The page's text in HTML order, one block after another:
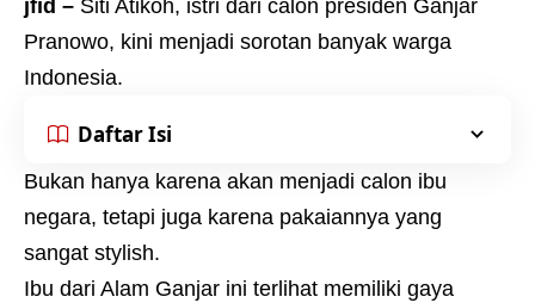
jfid – Siti Atikoh, istri dari calon presiden Ganjar
Pranowo, kini menjadi sorotan banyak warga
Indonesia.
Daftar Isi
Bukan hanya karena akan menjadi calon ibu
negara, tetapi juga karena pakaiannya yang
sangat stylish.
Ibu dari Alam Ganjar ini terlihat memiliki gaya